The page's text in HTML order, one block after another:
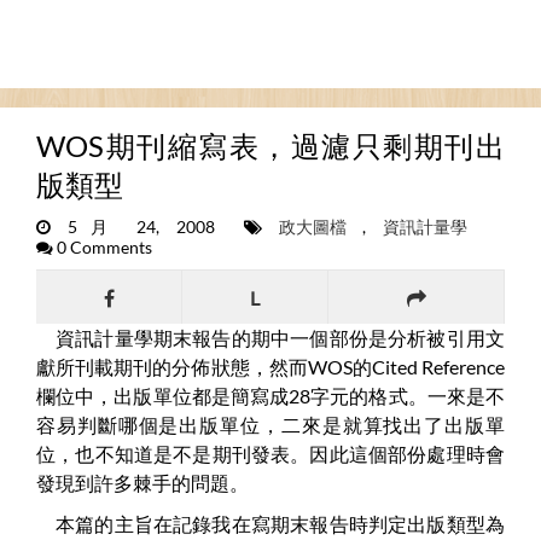
WOS期刊縮寫表，過濾只剩期刊出
版類型
5月 24, 2008 政大圖檔, 資訊計量學
0 Comments
L
資訊計量學期末報告的期中一個部份是分析被引用文
獻所刊載期刊的分佈狀態，然而WOS的Cited Reference
欄位中，出版單位都是簡寫成28字元的格式。一來是不
容易判斷哪個是出版單位，二來是就算找出了出版單
位，也不知道是不是期刊發表。因此這個部份處理時會
發現到許多棘手的問題。
本篇的主旨在記錄我在寫期末報告時判定出版類型為